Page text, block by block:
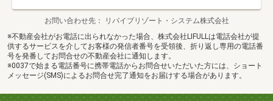
お問い合わせ先
リバイブリゾート・システム株式会社
※不動産会社がお電話に出られなかった場合、株式会社LIFULLは電話会社が提
供するサービスを介してお客様の発信者番号を受領後、折り返し専用の電話番
号を発番してお問合せの不動産会社に通知します。
※0037で始まる電話番号に携帯電話からお問合せいただいた方には、ショート
メッセージ(SMS)によるお問合せ完了通知をお届けする場合があります。